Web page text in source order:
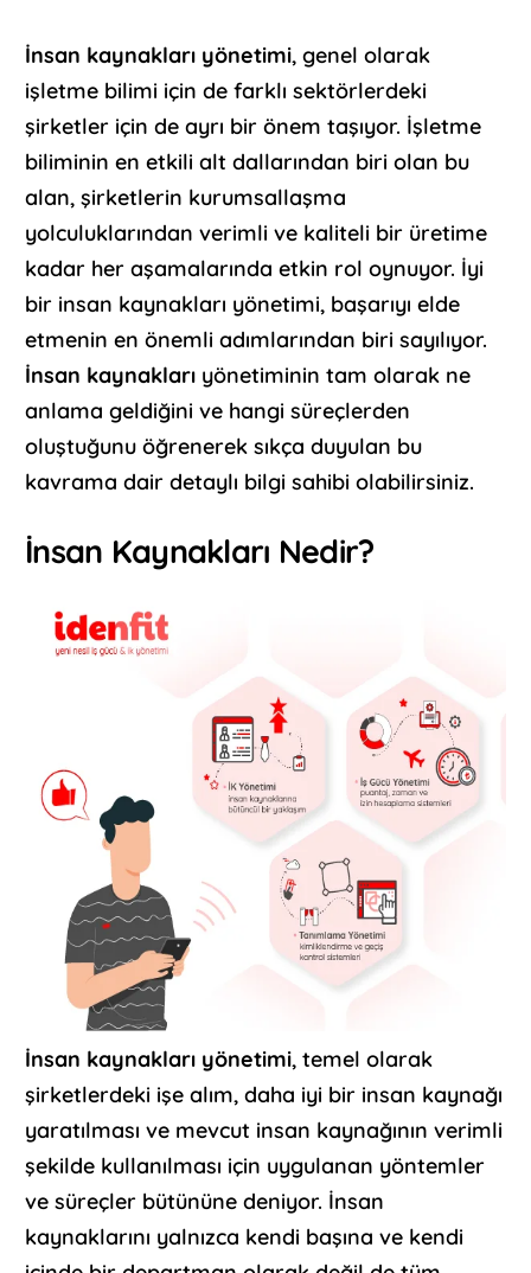
İnsan kaynakları yönetimi, genel olarak
işletme bilimi için de farklı sektörlerdeki
şirketler için de ayrı bir önem taşıyor. İşletme
biliminin en etkili alt dallarından biri olan bu
alan, şirketlerin kurumsallaşma
yolculuklarından verimli ve kaliteli bir üretime
kadar her aşamalarında etkin rol oynuyor. İyi
bir insan kaynakları yönetimi, başarıyı elde
etmenin en önemli adımlarından biri sayılıyor.
İnsan kaynakları yönetiminin tam olarak ne
anlama geldiğini ve hangi süreçlerden
oluştuğunu öğrenerek sıkça duyulan bu
kavrama dair detaylı bilgi sahibi olabilirsiniz.
İnsan Kaynakları Nedir?
İnsan kaynakları yönetimi, temel olarak
şirketlerdeki işe alım, daha iyi bir insan kaynağı
yaratılması ve mevcut insan kaynağının verimli
şekilde kullanılması için uygulanan yöntemler
ve süreçler bütününe deniyor. İnsan
kaynaklarını yalnızca kendi başına ve kendi